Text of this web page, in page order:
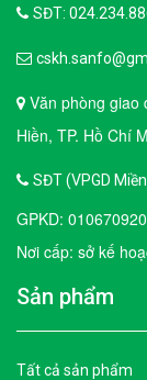
SĐT:
Văn phòng giao
Hiền, TP. Hồ Chí
SĐT (VPGD
GPKD:
Nơi cấp: sở kế
Sản phẩm
Tất cả sản phẩm